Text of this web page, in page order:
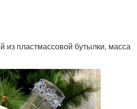
из пластмассовой бутылки, масса